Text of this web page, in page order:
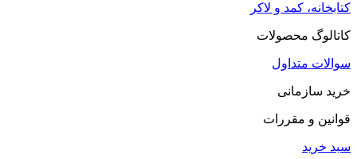
کتابخانه، کمد و لاکر
کاتالوگ محصولات
سوالات متداول
خرید سازمانی
قوانین و مقررات
سبد خرید